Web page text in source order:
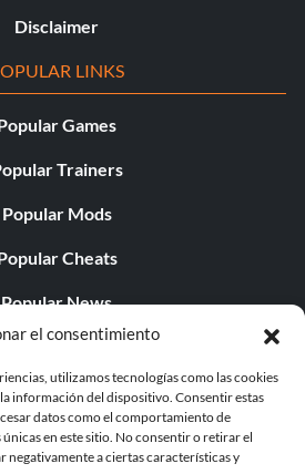
el consentimiento
utilizamos tecnologías como las cookies
información del dispositivo. Consentir estas
datos como el comportamiento de
en este sitio. No consentir o retirar el
negativamente a ciertas características y
Disclaimer
LINKS
Games
Trainers
Popular Mods
Cheats
Popular News
Editorials
Free Games
UPDATES